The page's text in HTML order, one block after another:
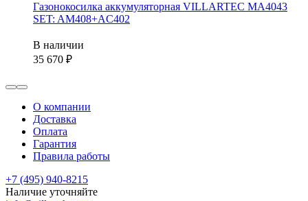
Газонокосилка аккумуляторная VILLARTEC MA4043
SET: AM408+AC402
В наличии
35 670
О компании
Доставка
Оплата
Гарантия
Правила работы
+7 (495) 940-8215
Наличие уточняйте